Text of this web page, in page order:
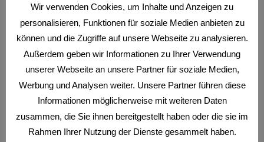
Grundkurs Scalp-Trading (1) Heiko Behrendt (1)
News (1)
Traden nach Marktstrukturen (3)
Wissen(9)
Neueste Beiträge
Wir verwenden Cookies, um Inhalte und Anzeigen zu
personalisieren, Funktionen für soziale Medien anbieten zu
können und die Zugriffe auf unsere Webseite zu analysieren.
Außerdem geben wir Informationen zu Ihrer Verwendung
unserer Webseite an unsere Partner für soziale Medien,
Werbung und Analysen weiter. Unsere Partner führen diese
Informationen möglicherweise mit weiteren Daten
zusammen, die Sie ihnen bereitgestellt haben oder die sie im
Rahmen Ihrer Nutzung der Dienste gesammelt haben.